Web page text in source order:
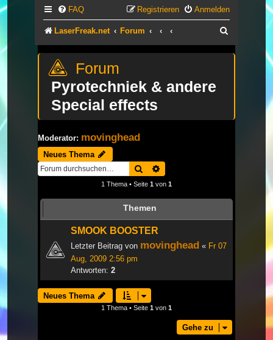
FAQ Anmelden
Registrieren
LaserFreak.net Forum
Pyrotechniek & andere
Special effects
Moderator: movinghead
Neues Thema
Suche
1 Thema • Seite 1 von 1
Themen
SMOOK BOOSTER
Letzter Beitrag von movinghead « Fr 07
Aug, 2009 2:56 pm
Antworten: 2
Neues Thema
1 Thema • Seite 1 von 1
Gehe zu